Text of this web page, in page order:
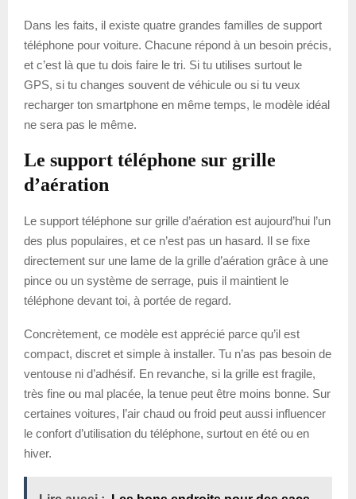
Dans les faits, il existe quatre grandes familles de support
téléphone pour voiture. Chacune répond à un besoin précis,
et c’est là que tu dois faire le tri. Si tu utilises surtout le
GPS, si tu changes souvent de véhicule ou si tu veux
recharger ton smartphone en même temps, le modèle idéal
ne sera pas le même.
Le support téléphone sur grille
d’aération
Le support téléphone sur grille d’aération est aujourd’hui l’un
des plus populaires, et ce n’est pas un hasard. Il se fixe
directement sur une lame de la grille d’aération grâce à une
pince ou un système de serrage, puis il maintient le
téléphone devant toi, à portée de regard.
Concrètement, ce modèle est apprécié parce qu’il est
compact, discret et simple à installer. Tu n’as pas besoin de
ventouse ni d’adhésif. En revanche, si la grille est fragile,
très fine ou mal placée, la tenue peut être moins bonne. Sur
certaines voitures, l’air chaud ou froid peut aussi influencer
le confort d’utilisation du téléphone, surtout en été ou en
hiver.